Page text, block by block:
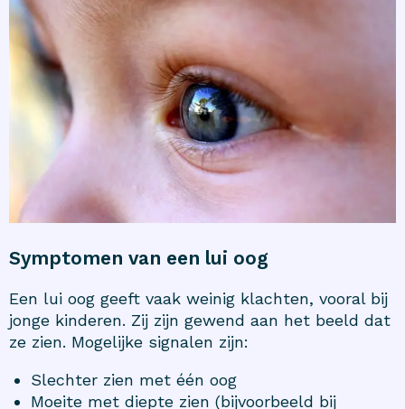
Symptomen van een lui oog
Een lui oog geeft vaak weinig klachten, vooral bij
jonge kinderen. Zij zijn gewend aan het beeld dat
ze zien. Mogelijke signalen zijn:
Slechter zien met één oog
Moeite met diepte zien (bijvoorbeeld bij